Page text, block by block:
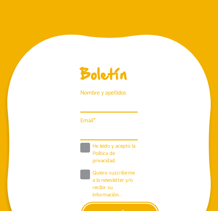
Boletín
Nombre y apellidos
Email*
He leido y acepto la
Política de
privacidad.
Quiero suscribirme
a la newsletter y/o
recibir su
información..